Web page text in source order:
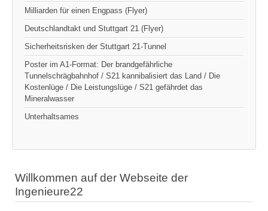
Milliarden für einen Engpass (Flyer)
Deutschlandtakt und Stuttgart 21 (Flyer)
Sicherheitsrisken der Stuttgart 21-Tunnel
Poster im A1-Format: Der brandgefährliche
Tunnelschrägbahnhof / S21 kannibalisiert das Land / Die
Kostenlüge / Die Leistungslüge / S21 gefährdet das
Mineralwasser
Unterhaltsames
Willkommen auf der Webseite der
Ingenieure22